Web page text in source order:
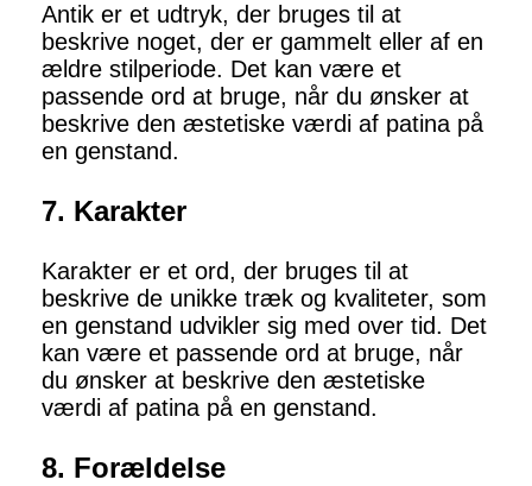
Antik er et udtryk, der bruges til at
beskrive noget, der er gammelt eller af en
ældre stilperiode. Det kan være et
passende ord at bruge, når du ønsker at
beskrive den æstetiske værdi af patina på
en genstand.
7. Karakter
Karakter er et ord, der bruges til at
beskrive de unikke træk og kvaliteter, som
en genstand udvikler sig med over tid. Det
kan være et passende ord at bruge, når
du ønsker at beskrive den æstetiske
værdi af patina på en genstand.
8. Forældelse